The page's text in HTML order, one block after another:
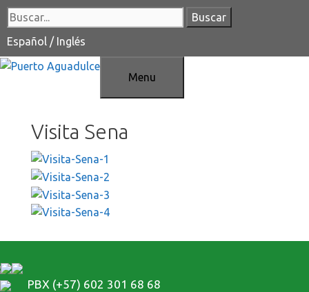
Saltar
al
contenido
Buscar:
Español / Inglés
Menu
Visita Sena
PBX (+57) 602 301 68 68